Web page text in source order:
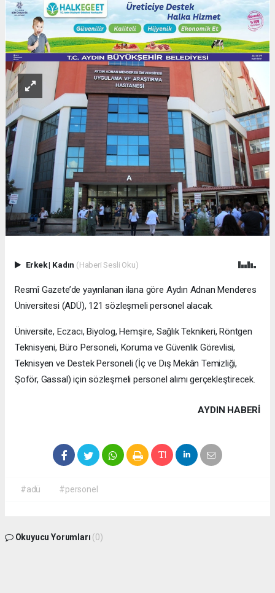
Erkek| Kadın (Haberi Sesli Oku)
Resmî Gazete’de yayınlanan ilana göre Aydın Adnan Menderes
Üniversitesi (ADÜ), 121 sözleşmeli personel alacak.
Üniversite, Eczacı, Biyolog, Hemşire, Sağlık Teknikeri, Röntgen
Teknisyeni, Büro Personeli, Koruma ve Güvenlik Görevlisi,
Teknisyen ve Destek Personeli (İç ve Dış Mekân Temizliği,
Şoför, Gassal) için sözleşmeli personel alımı gerçekleştirecek.
AYDIN HABERİ
#adü #personel
Okuyucu Yorumları (0)